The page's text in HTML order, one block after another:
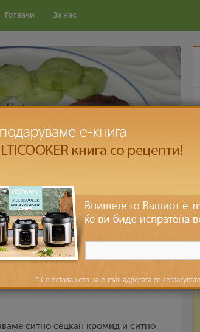
Готвачи За нас
пиперки)
печени пиперки издвојте за да
ситно сецкан кромид и ситно